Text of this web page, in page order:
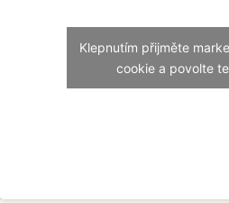
Klepnutím přijměte
cookie a povolte